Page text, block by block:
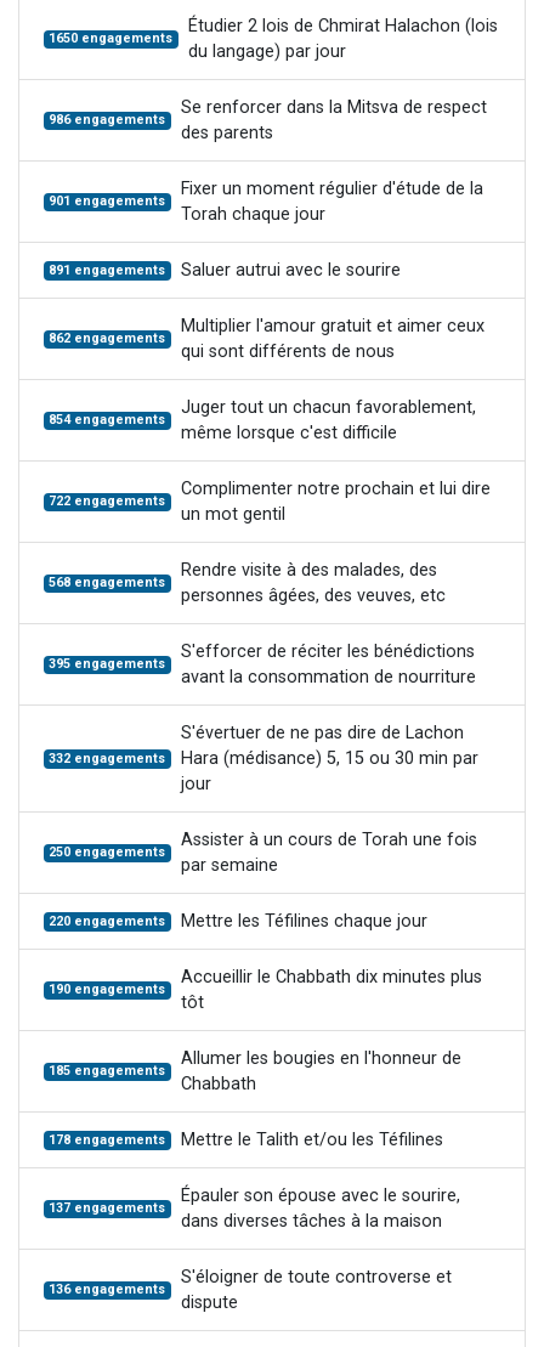
1650 engagements
Étudier 2 lois de Chmirat Halachon (lois
du langage) par jour
986 engagements
Se renforcer dans la Mitsva de respect
des parents
901 engagements
Fixer un moment régulier d'étude de la
Torah chaque jour
891 engagements Saluer autrui avec le sourire
862 engagements
Multiplier l'amour gratuit et aimer ceux
qui sont différents de nous
854 engagements
Juger tout un chacun favorablement,
même lorsque c'est difficile
722 engagements
Complimenter notre prochain et lui dire
un mot gentil
568 engagements
Rendre visite à des malades, des
personnes âgées, des veuves, etc
395 engagements
S'efforcer de réciter les bénédictions
avant la consommation de nourriture
332 engagements
S'évertuer de ne pas dire de Lachon
Hara (médisance) 5, 15 ou 30 min par
jour
250 engagements
Assister à un cours de Torah une fois
par semaine
220 engagements Mettre les Téfilines chaque jour
190 engagements
Accueillir le Chabbath dix minutes plus
tôt
185 engagements
Allumer les bougies en l'honneur de
Chabbath
178 engagements Mettre le Talith et/ou les Téfilines
137 engagements
Épauler son épouse avec le sourire,
dans diverses tâches à la maison
136 engagements
S'éloigner de toute controverse et
dispute